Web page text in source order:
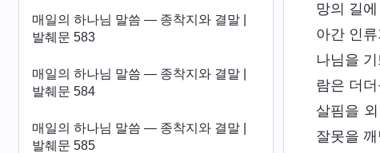
매일의 하나님 말씀 ― 종착지와 결말 |
발췌문 583
매일의 하나님 말씀 ― 종착지와 결말 |
발췌문 584
매일의 하나님 말씀 ― 종착지와 결말 |
발췌문 585
망의 길
아간 인
나님을
람은 더
살핌을
잘못을